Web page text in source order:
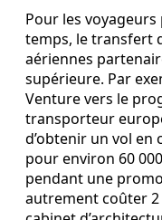
Pour les
temps, le transfert
aériennes
supérieure. Par
Venture vers le
transporteur
d’obtenir un vol en
pour environ 60
pendant une
autrement coûter